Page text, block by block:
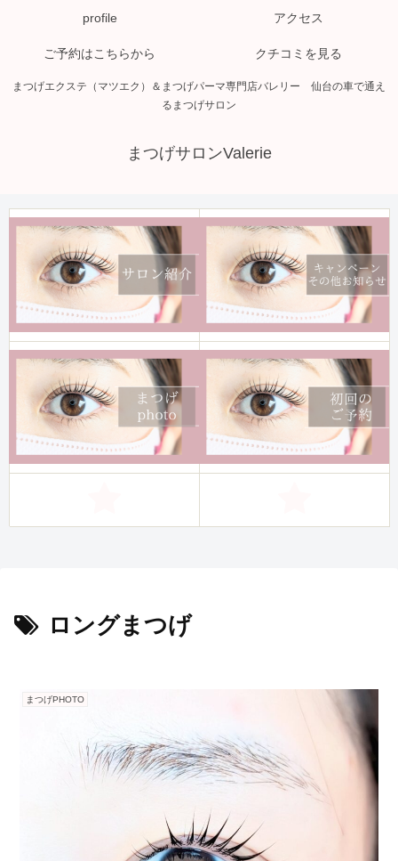
まつげエクステ（マツエク）＆まつげパーマ専門店バレリー 仙台の車で通え
るまつげサロン
まつげサロンValerie
profile アクセス
ご予約はこちらから クチコミを見る
ロングまつげ
まつげPHOTO